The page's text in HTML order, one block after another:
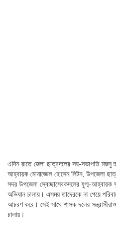
এদিন রাতে জেলা ছাত্রদলের সহ-সভাপতি মজনু
আহ্বায়ক মোনাজ্জেল হোসেন লিটন, উপজেলা
সদর উপজেলা স্বেচ্ছাসেবকদলের যুগ্ম-আহ্বায়ক
অভিযান চালায়। এসময় তাদেরকে না পেয়ে
আচরণ করে। সেই সাথে শাসক দলের সন্ত্রাসীরাও
চালায়।